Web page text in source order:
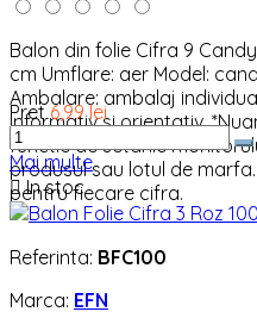
Balon din folie Cifra 9
cm Umflare: aer Model:
Ambalare: ambalaj
informativ si orientativ.
functie de setarile
produsul sau lotul de
pentru fiecare cifra.
Pret 6,99 lei
Mai multe
In stoc
Referinta: BFC100
Marca: EFN